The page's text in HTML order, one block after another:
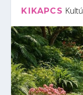
KIKAPCS